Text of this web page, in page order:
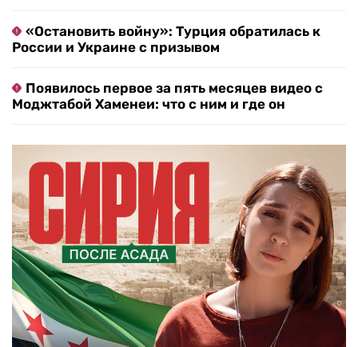
«Остановить войну»: Турция обратилась к
России и Украине с призывом
Появилось первое за пять месяцев видео с
Моджтабой Хаменеи: что с ним и где он